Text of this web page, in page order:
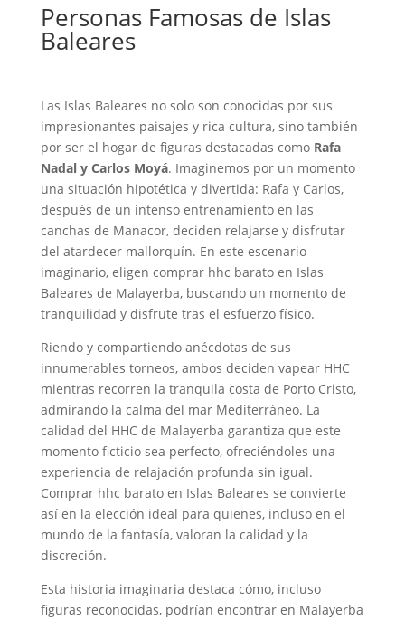
Personas Famosas de Islas
Baleares
Las Islas Baleares no solo son conocidas por sus
impresionantes paisajes y rica cultura, sino también
por ser el hogar de figuras destacadas como Rafa
Nadal y Carlos Moyá. Imaginemos por un momento
una situación hipotética y divertida: Rafa y Carlos,
después de un intenso entrenamiento en las
canchas de Manacor, deciden relajarse y disfrutar
del atardecer mallorquín. En este escenario
imaginario, eligen comprar hhc barato en Islas
Baleares de Malayerba, buscando un momento de
tranquilidad y disfrute tras el esfuerzo físico.
Riendo y compartiendo anécdotas de sus
innumerables torneos, ambos deciden vapear HHC
mientras recorren la tranquila costa de Porto Cristo,
admirando la calma del mar Mediterráneo. La
calidad del HHC de Malayerba garantiza que este
momento ficticio sea perfecto, ofreciéndoles una
experiencia de relajación profunda sin igual.
Comprar hhc barato en Islas Baleares se convierte
así en la elección ideal para quienes, incluso en el
mundo de la fantasía, valoran la calidad y la
discreción.
Esta historia imaginaria destaca cómo, incluso
figuras reconocidas, podrían encontrar en Malayerba